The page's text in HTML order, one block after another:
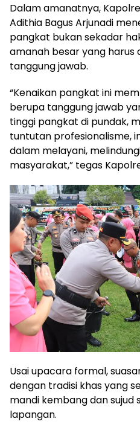
Dalam amanatnya,
Adithia Bagus Arjunadi
pangkat bukan sekadar
amanah besar yang harus
tanggung jawab.
“Kenaikan pangkat ini
berupa tanggung jawab
tinggi pangkat di pundak,
tuntutan profesionalisme,
dalam melayani,
masyarakat,” tegas
Usai upacara formal,
dengan tradisi khas yang
mandi kembang dan sujud
lapangan.